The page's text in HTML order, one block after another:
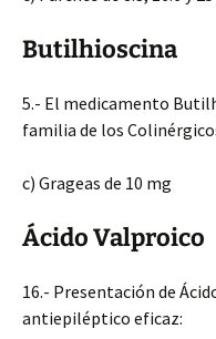
Butilhioscina
5.- El medicamento
familia de los
c) Grageas de 10 mg
Ácido Valproico
16.- Presentación de
antiepiléptico eficaz: